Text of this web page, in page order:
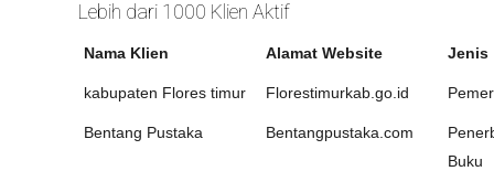
Lebih dari 1000 Klien Aktif
Nama Klien Alamat Website Jenis
kabupaten Flores timur Florestimurkab.go.id
Bentang Pustaka Bentangpustaka.com
Buku